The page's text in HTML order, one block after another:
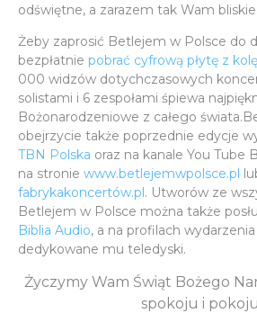
odświętne, a zarazem tak Wam
Żeby zaprosić Betlejem w Polsce do
bezpłatnie pobrać cyfrową płytę z
000 widzów dotychczasowych
solistami i 6 zespołami śpiewa
Bożonarodzeniowe z całego
obejrzycie także poprzednie edycje
TBN Polska oraz na kanale You Tube
na stronie www.betlejemwpolsce.pl
fabrykakoncertów.pl. Utworów ze
Betlejem w Polsce można także
Biblia Audio, a na profilach
dedykowane mu teledyski.
Życzymy Wam Świąt Bożego
spokoju i